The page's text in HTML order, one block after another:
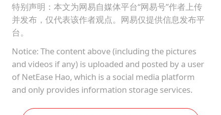
特别声明：本文为网易自媒体平台“网易号”作者上传
并发布，仅代表该作者观点。网易仅提供信息发布平
台。
Notice: The content above (including the pictures
and videos if any) is uploaded and posted by a user
of NetEase Hao, which is a social media platform
and only provides information storage services.